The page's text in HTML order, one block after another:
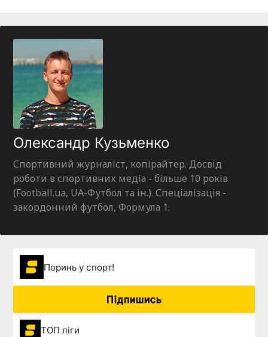
Олександр Кузьменко
Спортивний журналіст, копірайтер. Досвід
роботи в спортивних медіа - більше 10 років
(Football.ua, UA-Футбол та ін.). Спеціалізація -
закордонний футбол, Формула 1.
Поринь у спорт!
Підпишись
ТОП ліги